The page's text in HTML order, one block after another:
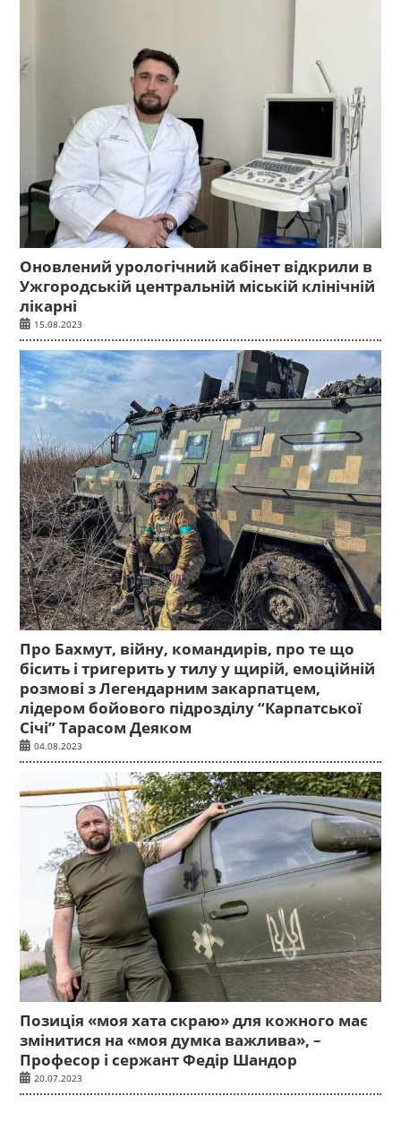
Оновлений урологічний кабінет відкрили в
Ужгородській центральній міській клінічній
лікарні
15.08.2023
Про Бахмут, війну, командирів, про те що
бісить і тригерить у тилу у щирій, емоційній
розмові з Легендарним закарпатцем,
лідером бойового підрозділу “Карпатської
Січі” Тарасом Деяком
04.08.2023
Позиція «моя хата скраю» для кожного має
змінитися на «моя думка важлива», –
Професор і сержант Федір Шандор
20.07.2023